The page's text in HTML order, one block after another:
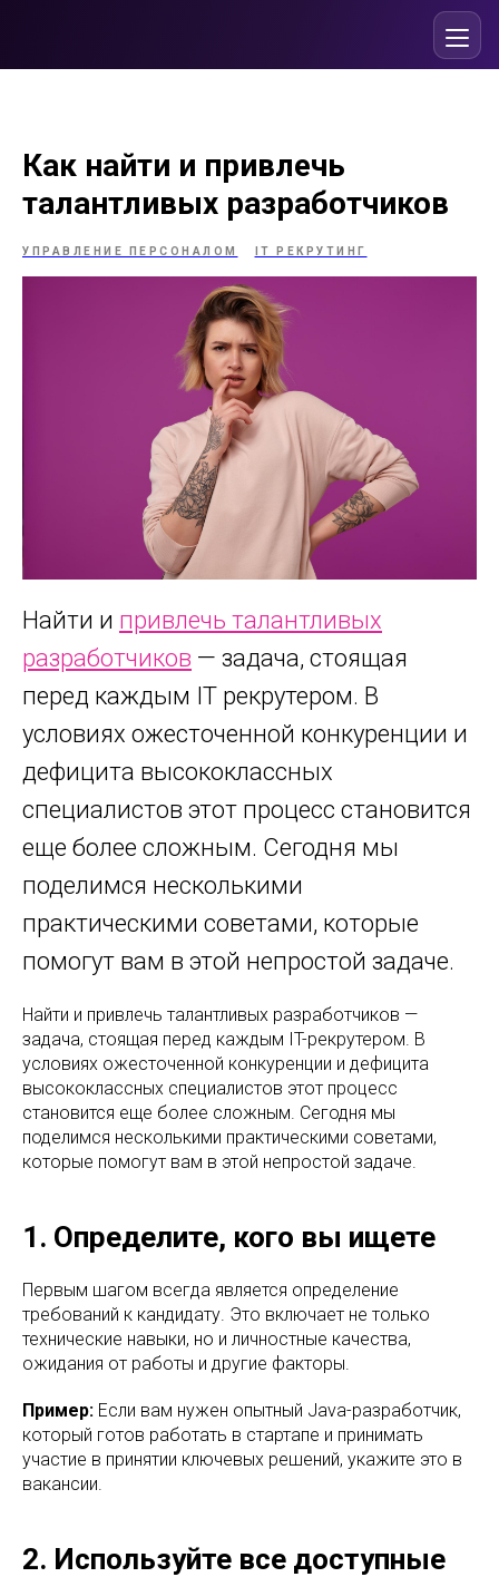
Как найти и привлечь
талантливых разработчиков
УПРАВЛЕНИЕ ПЕРСОНАЛОМ IT РЕКРУТИНГ
Найти и привлечь талантливых
разработчиков — задача, стоящая
перед каждым IT рекрутером. В
условиях ожесточенной конкуренции и
дефицита высококлассных
специалистов этот процесс становится
еще более сложным. Сегодня мы
поделимся несколькими
практическими советами, которые
помогут вам в этой непростой задаче.
Найти и привлечь талантливых разработчиков —
задача, стоящая перед каждым IT-рекрутером. В
условиях ожесточенной конкуренции и дефицита
высококлассных специалистов этот процесс
становится еще более сложным. Сегодня мы
поделимся несколькими практическими советами,
которые помогут вам в этой непростой задаче.
1. Определите, кого вы ищете
Первым шагом всегда является определение
требований к кандидату. Это включает не только
технические навыки, но и личностные качества,
ожидания от работы и другие факторы.
Пример: Если вам нужен опытный Java-разработчик,
который готов работать в стартапе и принимать
участие в принятии ключевых решений, укажите это в
вакансии.
2. Используйте все доступные